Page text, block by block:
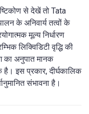
से देखें तो Tata
के अनिवार्य तत्वों के
मूल्य निर्धारण
लिक्विडिटी वृद्धि की
का अनुपात मानक
इस प्रकार, दीर्घकालिक
संभावना है।